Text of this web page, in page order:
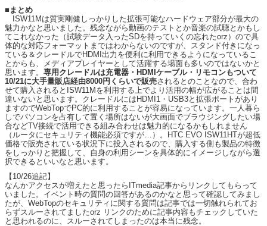
■まとめ
ISW11Mは質実剛健しっかりした拡張可能なハードウェア部分が最大の
魅力かなと思いました。残念ながら動画のテストとか音楽の試聴とかもし
てこれなかった（試験データ入ったSDを持っていくの忘れたorz）ので具
体的な対応フォーマットまではわからないのですが、スタンド付きになっ
ている＆クレードルでHDMI出力を便利に利用できるようになっているこ
とからも、メディアプレイヤーとして活躍する場面も多いのではないかと
思います。 専用クレードルは充電器・HDMIケーブル・リモコンもついて
10/21に大手量販店経由8000円くらいで販売されるとのことなので、合わ
せて購入されるとISW11Mを利用する上でより活用の幅が広がることは間
違いないと思います。クレードルにはHDMI1・USB3と拡張ポートがあり
ますのでWebTopでPC的に利用することが容易になっています。一人暮ら
しでパソコンを占有して置く場所はないが大画面でブラウジングしたい場
合などTV接続で活用できる組み合わせは魅力的になるかもしれません
（ルータにセキュリティ機能必須ですが…）。HTC EVO ISW11HTが超低
価格で販売されている状況下に投入されるので、購入する側も製品の特徴
をしっかりと把握して、自身の利用シーンを具体的にイメージしながら選
択できるといいなと思います。
【10/26追記】
なんかアクセスが増えたと思ったらITmedia記事からリンクしてもらって
いました。イベント時の質問の回答があるのかなと思って確認してみまし
たが、WebTopのセキュリティに関する質問は記事では一切触れられてお
らずスルーされてましたorz リンクのために記事内容もチェックしていた
と思われるのに、スルーされてしまったのは本当に残念。